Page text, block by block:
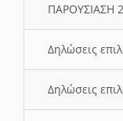
Δηλώσεις
Δηλώσεις